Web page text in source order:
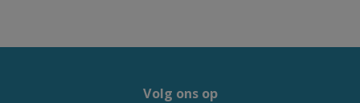
Volg ons op